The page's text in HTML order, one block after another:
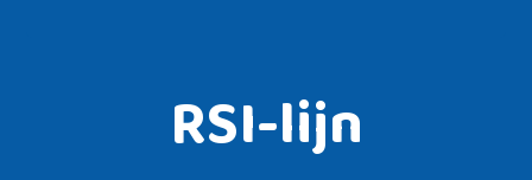
RSI-lijn